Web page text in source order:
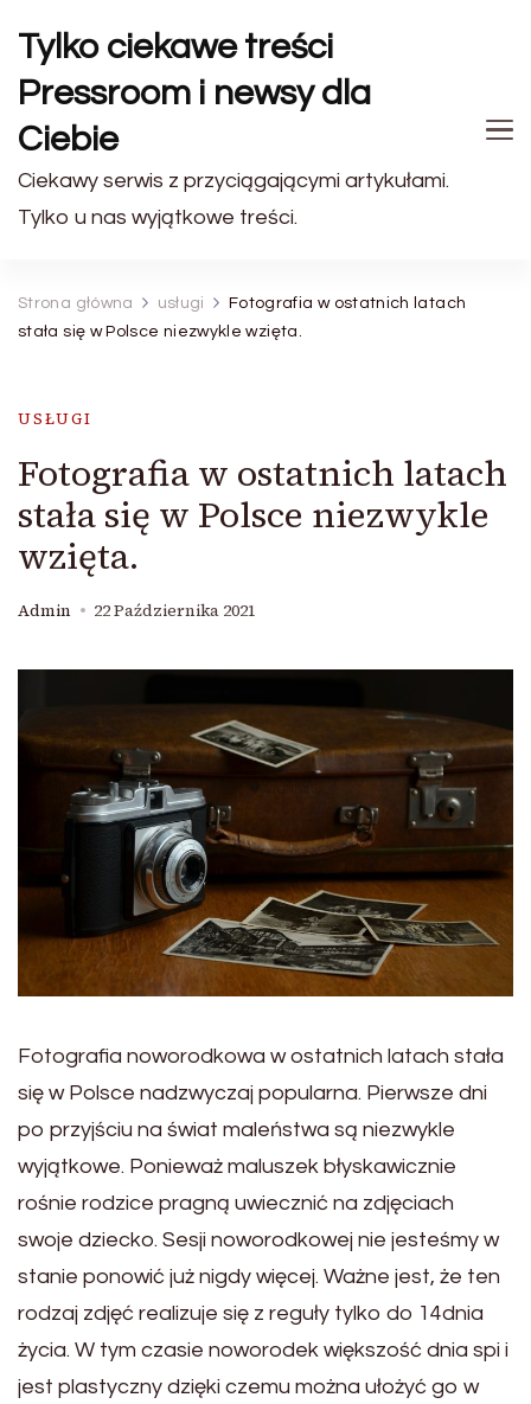
Tylko ciekawe treści
Pressroom i newsy dla
Ciebie
Ciekawy serwis z przyciągającymi artykułami.
Tylko u nas wyjątkowe treści.
Strona główna usługi
Fotografia w ostatnich latach
stała się w Polsce niezwykle wzięta.
USŁUGI
Fotografia w ostatnich latach
stała się w Polsce niezwykle
wzięta.
Admin 22 Października 2021
Fotografia noworodkowa w ostatnich latach stała
się w Polsce nadzwyczaj popularna. Pierwsze dni
po przyjściu na świat maleństwa są niezwykle
wyjątkowe. Ponieważ maluszek błyskawicznie
rośnie rodzice pragną uwiecznić na zdjęciach
swoje dziecko. Sesji noworodkowej nie jesteśmy w
stanie ponowić już nigdy więcej. Ważne jest, że ten
rodzaj zdjęć realizuje się z reguły tylko do 14dnia
życia. W tym czasie noworodek większość dnia spi i
jest plastyczny dzięki czemu można ułożyć go w